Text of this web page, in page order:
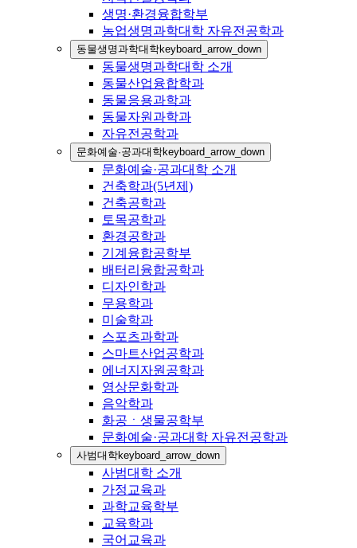
생명·환경융합학부
농업생명과학대학 자유전공학과
동물생명과학대학keyboard_arrow_down
동물생명과학대학 소개
동물산업융합학과
동물응용과학과
동물자원과학과
자유전공학과
문화예술·공과대학keyboard_arrow_down
문화예술·공과대학 소개
건축학과(5년제)
건축공학과
토목공학과
환경공학과
기계융합공학부
배터리융합공학과
디자인학과
무용학과
미술학과
스포츠과학과
스마트산업공학과
에너지자원공학과
영상문화학과
음악학과
화공ㆍ생물공학부
문화예술·공과대학 자유전공학과
사범대학keyboard_arrow_down
사범대학 소개
가정교육과
과학교육학부
교육학과
국어교육과